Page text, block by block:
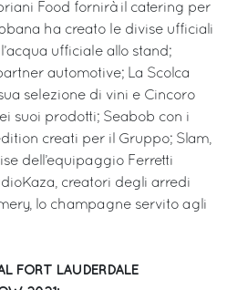
Food fornirà il catering per
ha creato le divise ufficiali
ufficiale allo stand;
automotive; La Scolca
selezione di vini e Cincoro
suoi prodotti; Seabob con i
creati per il Gruppo; Slam,
dell’equipaggio Ferretti
creatori degli arredi
lo champagne servito agli
FORT LAUDERDALE